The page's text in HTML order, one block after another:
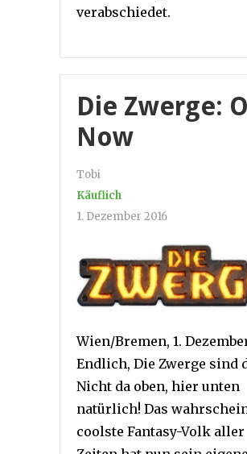
verabschiedet.
Die Zwerge:
Now
Tobi
Käuflich
1. Dezember 2016
Wien/Bremen, 1.
Endlich, Die Zwerge sind
Nicht da oben, hier unten
natürlich! Das
coolste Fantasy-Volk aller